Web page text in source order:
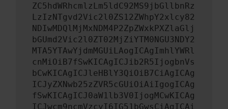
ZC5hdWRhcmlzLm5ldC92MS9jbGllbnRz
LzIzNTgvd2Vic2l0ZS12ZWhpY2xlcy82
NDIwMDQlMjMxNDM4P2ZpZWxkPXZlaGlj
bGUmd2Vic2l0ZT02MjZiYTM0NGU3NDY2
MTA5YTAwYjdmMGUiLAogICAgImhlYWRl
cnMiOiB7fSwKICAgICJib2R5IjogbnVs
bCwKICAgICJleHBlY3QiOiB7CiAgICAg
ICJyZXNwb25zZVR5cGUiOiAiIgogICAg
fSwKICAgICJ0aW1lb3V0IjogMCwKICAg
ICJwcm9ncmVzcyI6IG51bGwsCiAgICAi